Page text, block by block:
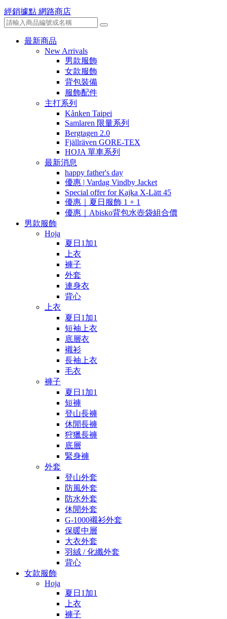
經銷據點 網路商店
最新商品
New Arrivals
男款服飾
女款服飾
背包裝備
服飾配件
主打系列
Kånken Taipei
Samlaren 限量系列
Bergtagen 2.0
Fjällräven GORE-TEX
HOJA 單車系列
最新消息
happy father's day
優惠 | Vardag Vindby Jacket
Special offer for Kajka X-Lätt 45
優惠｜夏日服飾 1 + 1
優惠｜Abisko背包水壺袋組合價
男款服飾
Hoja
夏日1加1
上衣
褲子
外套
連身衣
背心
上衣
夏日1加1
短袖上衣
底層衣
襯衫
長袖上衣
毛衣
褲子
夏日1加1
短褲
登山長褲
休閒長褲
狩獵長褲
底層
緊身褲
外套
登山外套
防風外套
防水外套
休閒外套
G-1000襯衫外套
保暖中層
大衣外套
羽絨 / 化纖外套
背心
女款服飾
Hoja
夏日1加1
上衣
褲子